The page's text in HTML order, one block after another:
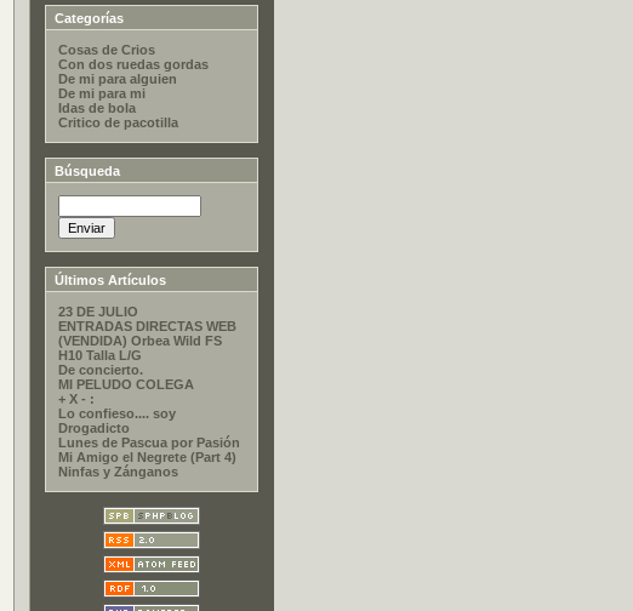
Categorías
Cosas de Crios
Con dos ruedas gordas
De mi para alguien
De mi para mi
Idas de bola
Critico de pacotilla
Búsqueda
Últimos Artículos
23 DE JULIO
ENTRADAS DIRECTAS WEB
(VENDIDA) Orbea Wild FS
H10 Talla L/G
De concierto.
MI PELUDO COLEGA
+ X - :
Lo confieso.... soy
Drogadicto
Lunes de Pascua por Pasión
Mi Amigo el Negrete (Part 4)
Ninfas y Zánganos